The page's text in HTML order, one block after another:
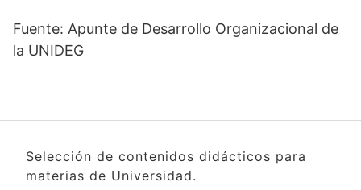
Fuente: Apunte de Desarrollo Organizacional de
la UNIDEG
Selección de contenidos didácticos para
materias de Universidad.